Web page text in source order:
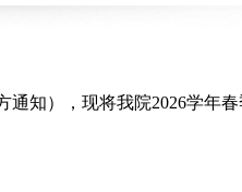
通知），现将我院2026学年